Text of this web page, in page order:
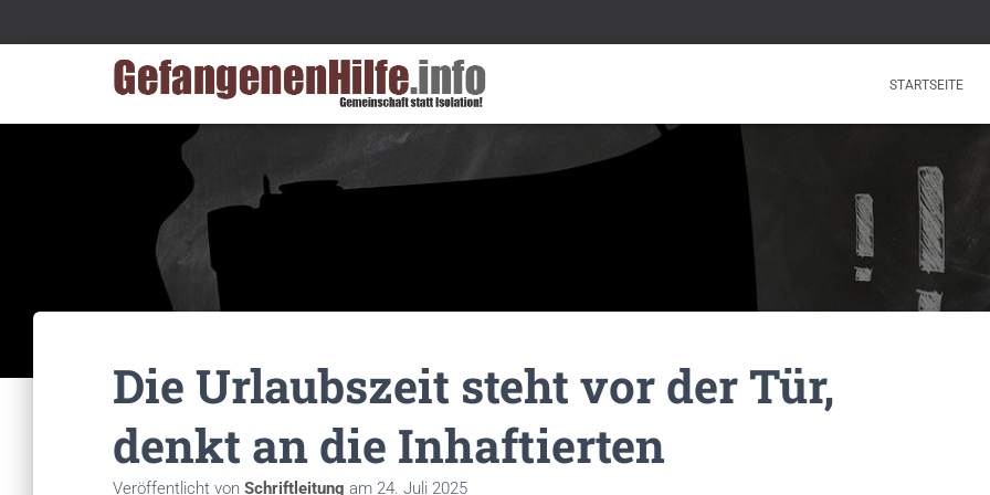
STARTSEITE
Die Urlaubszeit steht vor der Tür,
denkt an die Inhaftierten
Veröffentlicht von Schriftleitung am 24. Juli 2025